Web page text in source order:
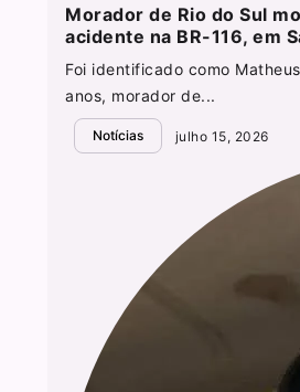
Morador de Rio do Sul
acidente na BR-116, em
Foi identificado como
anos, morador de...
Notícias julho 15, 2026